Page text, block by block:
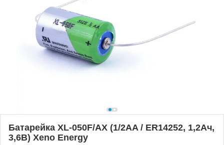
Батарейка XL-050F/AX (1/2AA / ER14252, 1,2Ач,
3,6В) Xeno Energy